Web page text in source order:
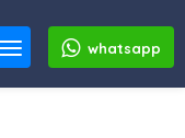
whatsapp